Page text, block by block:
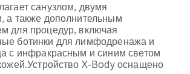
санузлом, двумя
а также дополнительным
для процедур, включая
ботинки для лимфодренажа и
с инфракрасным и синим светом
X-Body оснащено